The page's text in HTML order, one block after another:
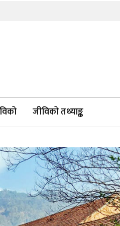
जीविको तथ्याङ्क